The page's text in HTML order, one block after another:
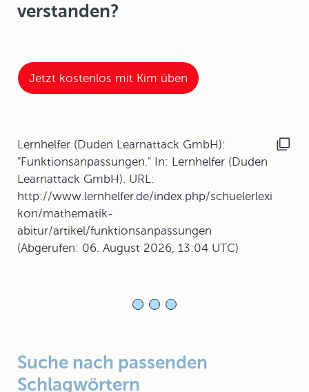
verstanden?
Jetzt kostenlos mit Kim üben
Lernhelfer (Duden Learnattack GmbH):
"Funktionsanpassungen." In: Lernhelfer (Duden
Learnattack GmbH). URL:
http://www.lernhelfer.de/index.php/schuelerlexi
kon/mathematik-
abitur/artikel/funktionsanpassungen
(Abgerufen: 06. August 2026, 13:04 UTC)
Suche nach passenden
Schlagwörtern